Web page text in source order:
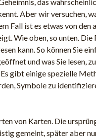
Aber wir versuchen,
Fall ist es etwas von den
Wie oben, so unten. Die
kann. So können Sie
und was Sie lesen,
gibt einige spezielle
Symbole zu
von Karten. Die
gemeint, später aber